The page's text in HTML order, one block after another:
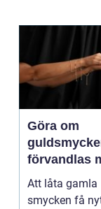
Göra om
förvandlas
till nya
Att låta gamla
smycken få